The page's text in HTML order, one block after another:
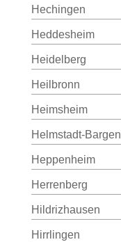
Hechingen
Heddesheim
Heidelberg
Heilbronn
Heimsheim
Helmstadt-Bargen
Heppenheim
Herrenberg
Hildrizhausen
Hirrlingen